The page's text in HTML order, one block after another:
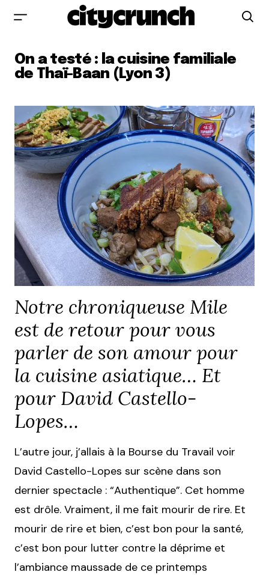
On a testé : la cuisine familiale
de Thaï-Baan (Lyon 3)
Notre chroniqueuse Mile
est de retour pour vous
parler de son amour pour
la cuisine asiatique… Et
pour David Castello-
Lopes…
L’autre jour, j’allais à la Bourse du Travail voir
David Castello-Lopes sur scène dans son
dernier spectacle : “Authentique”. Cet homme
est drôle. Vraiment, il me fait mourir de rire. Et
mourir de rire et bien, c’est bon pour la santé,
c’est bon pour lutter contre la déprime et
l’ambiance maussade de ce printemps